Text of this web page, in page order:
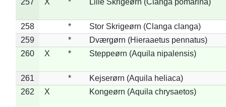
258 *
Stor Skrigeørn (Clanga clanga)
259
*
Dværgørn (Hieraaetus pennatus)
260
X * Steppeørn (Aquila nipalensis)
261 *
Kejserørn (Aquila heliaca)
262
X Kongeørn (Aquila chrysaetos)